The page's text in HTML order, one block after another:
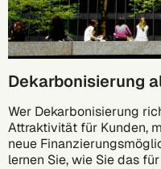
Dekarbonisierung
Wer Dekarbonisierung
Attraktivität für Kunden,
neue
lernen Sie, wie Sie das